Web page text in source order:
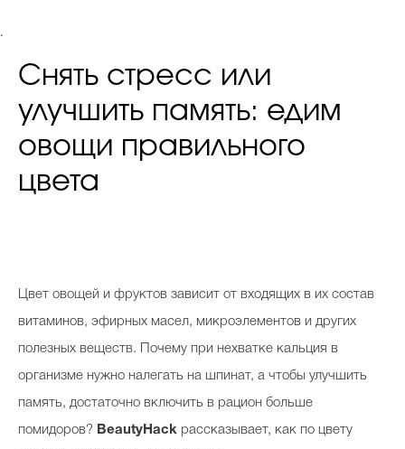
.
Снять стресс или
улучшить память: едим
овощи правильного
цвета
вет овощей и фруктов зависит от входящих в их состав
витаминов, эфирных масел, микроэлементов и других
полезных веществ. Почему при нехватке кальция в
организме нужно налегать на шпинат, а чтобы улучшить
память, достаточно включить в рацион больше
помидоров? BeautyHack рассказывает, как по цвету